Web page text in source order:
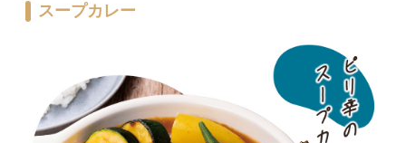
スープカレー